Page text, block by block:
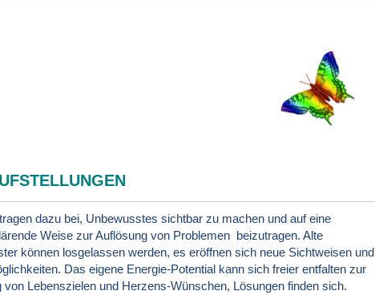
dazu bei, Unbewusstes sichtbar zu machen und auf eine
Weise zur Auflösung von Problemen beizutragen. Alte
können losgelassen werden, es eröffnen sich neue Sichtweisen und
Das eigene Energie-Potential kann sich freier entfalten zur
von Lebenszielen und Herzens-Wünschen, Lösungen finden sich.